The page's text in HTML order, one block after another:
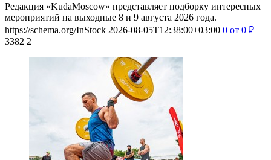
Редакция «KudaMoscow» представляет подборку интересных
мероприятий на выходные 8 и 9 августа 2026 года.
https://schema.org/InStock 2026-08-05T12:38:00+03:00 0 от 0 ₽
3382 2